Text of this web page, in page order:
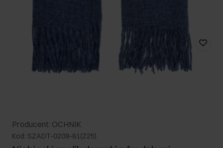
Producent: OCHNIK
Kod: SZADT-0209-61(Z25)